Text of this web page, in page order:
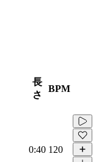
長
さ
BPM
0:40 120